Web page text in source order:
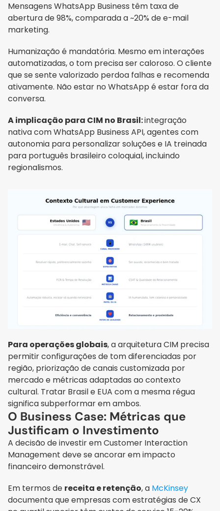
Mensagens WhatsApp Business têm taxa de
abertura de 98%, comparada a ~20% de e-mail
marketing.
Humanização é mandatória. Mesmo em interações
automatizadas, o tom precisa ser caloroso. O cliente
que se sente valorizado perdoa falhas e recomenda
ativamente. Não estar no WhatsApp é estar fora da
conversa.
A implicação para CIM no Brasil: integração
nativa com WhatsApp Business API, agentes com
autonomia para personalizar soluções e IA treinada
para português brasileiro coloquial, incluindo
regionalismos.
Para operações globais, a arquitetura CIM precisa
permitir configurações de tom diferenciadas por
região, priorização de canais customizada por
mercado e métricas adaptadas ao contexto
cultural. Tratar Brasil e EUA com a mesma régua
significa subperformar em ambos.
O Business Case: Métricas que
Justificam o Investimento
A decisão de investir em Customer Interaction
Management deve se ancorar em impacto
financeiro demonstrável.
Em termos de receita e retenção, a McKinsey
documenta que empresas com estratégias de CX